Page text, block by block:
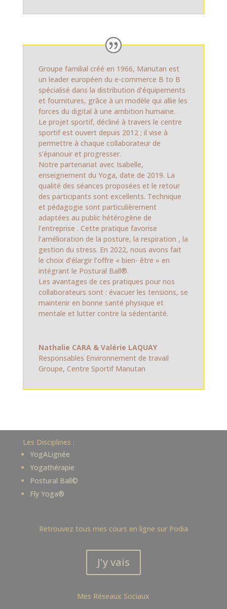
Groupe familial créé en 1966, Manutan est
un leader européen du e-commerce B to B
spécialisé dans la distribution d’équipements
et fournitures, grâce à un modèle qui allie les
forces du digital à une ambition humaine.
Le projet sportif, décliné à travers le centre
sportif est ouvert depuis 2012 ; il vise à
permettre à chaque collaborateur de
s’épanouir et progresser.
Notre partenariat avec Isabelle,
enseignement du Yoga, date de 2019. La
qualité des séances proposées et le retour
des participants sont excellents. Technique
et pédagogie sont particulièrement
adaptées au public hétérogène de
l’entreprise . Cette pratique favorise
l’amélioration de la posture, la respiration , la
gestion du stress. En 2022, nous avons fait
le choix d’élargir l’offre « bien- être » en
intégrant le Postural Ball®.
Les avantages de ces pratiques pour nos
collaborateurs sont : évacuer les tensions, se
maintenir en bonne santé physique et
mentale et lutter contre la sédentarité.
Nathalie CARA & Valérie LAQUAY
Responsables Environnement de travail
Groupe, Centre Sportif Manutan
Les Disciplines :
YogALignée
Yogathérapie
Postural Ball©
Fly Yoga®
Retrouvez tous mes cours en ligne sur Podia
J'y vais
Mes Réseaux Sociaux